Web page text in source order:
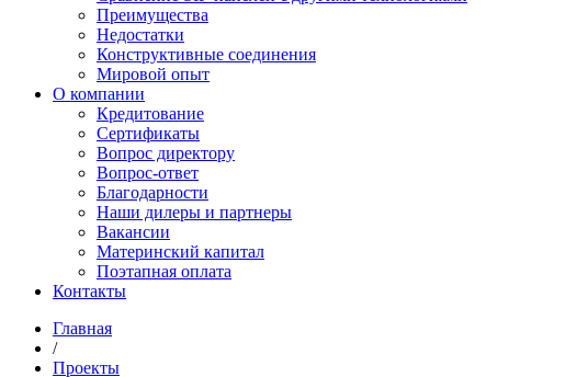
Преимущества
Недостатки
Конструктивные соединения
Мировой опыт
О компании
Кредитование
Сертификаты
Вопрос директору
Вопрос-ответ
Благодарности
Наши дилеры и партнеры
Вакансии
Материнский капитал
Поэтапная оплата
Контакты
Главная
/
Проекты